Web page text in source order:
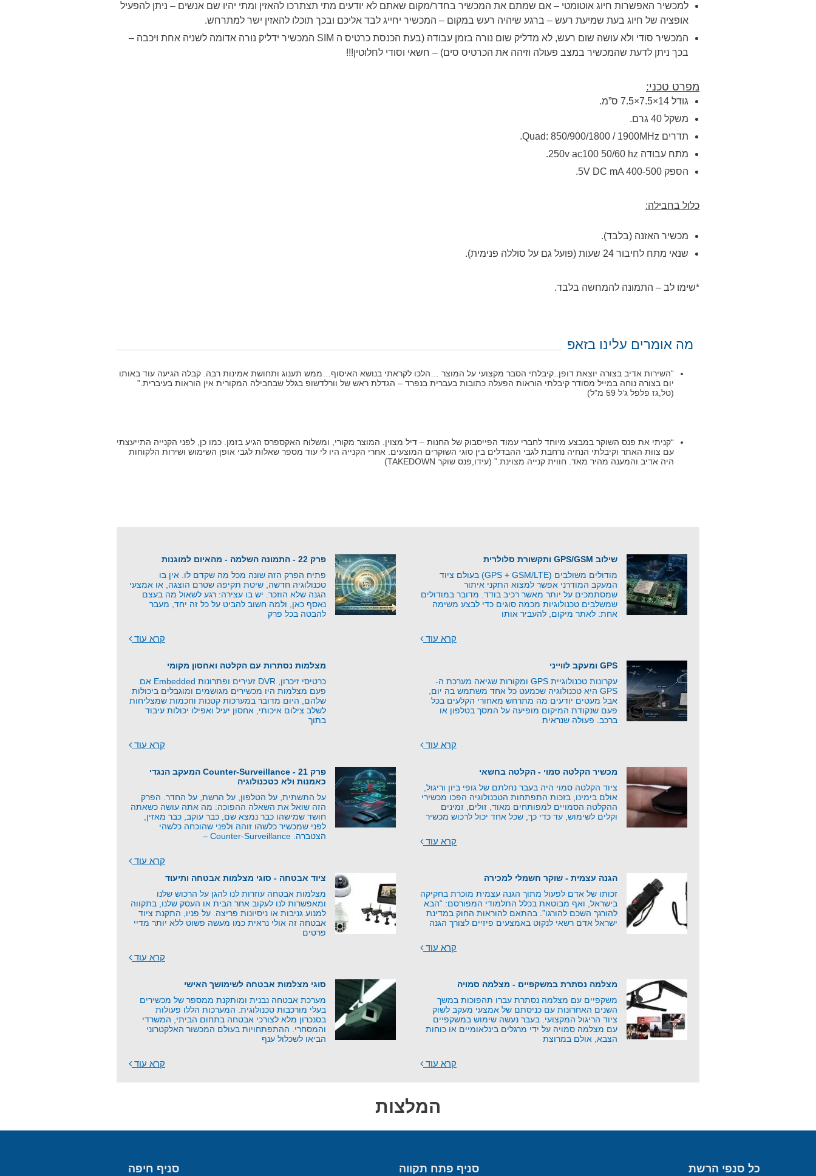
למכשיר האפשרות חיוג אוטומטי – אם שמתם את המכשיר בחדר/מקום שאתם לא יודעים מתי תצתרכו להאזין ומתי יהיו שם אנשים – ניתן להפעיל
אופציה של חיוג בעת שמיעת רעש – ברגע שיהיה רעש במקום – המכשיר יחייג לבד אליכם ובכך תוכלו להאזין ישר למתרחש.
המכשיר סודי ולא עושה שום רעש, לא מדליק שום נורה בזמן עבודה (בעת הכנסת כרטיס ה SIM המכשיר ידליק נורה אדומה לשניה אחת ויכבה –
בכך ניתן לדעת שהמכשיר במצב פעולה וזיהה את הכרטיס סים) – חשאי וסודי לחלוטין!!!
מפרט טכני:
גודל 14×7.5×7.5 ס”מ.
משקל 40 גרם.
תדרים Quad: 850/900/1800 / 1900MHz.
מתח עבודה 250v ac100 50/60 hz.
הספק 5V DC mA 400-500.
כלול בחבילה:
מכשיר האזנה (בלבד).
שנאי מתח לחיבור 24 שעות (פועל גם על סוללה פנימית).
*שימו לב – התמונה להמחשה בלבד.
מה אומרים עלינו בזאפ
“השירות אדיב בצורה יוצאת דופן..קיבלתי הסבר מקצועי על המוצר …הלכו לקראתי בנושא האיסוף…ממש תענוג ותחושת אמינות רבה. קבלה הגיעה עוד באותו
יום בצורה נוחה במייל מסודר קיבלתי הוראות הפעלה כתובות בעברית בנפרד – הגדלת ראש של וורלדשופ בגלל שבחבילה המקורית אין הוראות בעיברית.”
(טל,גז פלפל ג’ל 59 מ”ל)
“קניתי את פנס השוקר במבצע מיוחד לחברי עמוד הפייסבוק של החנות – דיל מצוין. המוצר מקורי, ומשלוח האקספרס הגיע בזמן. כמו כן, לפני הקנייה התייעצתי
עם צוות האתר וקיבלתי הנחיה נרחבת לגבי ההבדלים בין סוגי השוקרים המוצעים. אחרי הקנייה היו לי עוד מספר שאלות לגבי אופן השימוש ושירות הלקוחות
היה אדיב והמענה מהיר מאד. חווית קנייה מצוינת.” (עידו,פנס שוקר TAKEDOWN)
שילוב GPS/GSM ותקשורת סלולרית
מודולים משולבים (GPS + GSM/LTE) בעולם ציוד
המעקב המודרני אפשר למצוא התקני איתור
שמסתמכים על יותר מאשר רכיב בודד. מדובר במודולים
שמשלבים טכנולוגיות מכמה סוגים כדי לבצע משימה
אחת: לאתר מיקום, להעביר אותו
קרא עוד
פרק 22 - התמונה השלמה - מהאיום למוגנות
פתיח הפרק הזה שונה מכל מה שקדם לו. אין בו
טכנולוגיה חדשה, שיטת תקיפה שטרם הוצגה, או אמצעי
הגנה שלא הוזכר. יש בו עצירה: רגע לשאול מה בעצם
נאסף כאן, ולמה חשוב להביט על כל זה יחד, מעבר
להבטה בכל פרק
קרא עוד
GPS ומעקב לווייני
עקרונות טכנולוגיית GPS ומקורות שגיאה מערכת ה-
GPS היא טכנולוגיה שכמעט כל אחד משתמש בה יום,
אבל מעטים יודעים מה מתרחש מאחורי הקלעים בכל
פעם שנקודת המיקום מופיעה על המסך בטלפון או
ברכב. פעולה שנראית
קרא עוד
מצלמות נסתרות עם הקלטה ואחסון מקומי
כרטיסי זיכרון, DVR זעירים ופתרונות Embedded אם
פעם מצלמות היו מכשירים מגושמים ומוגבלים ביכולות
שלהם, היום מדובר במערכות קטנות וחכמות שמצליחות
לשלב צילום איכותי, אחסון יעיל ואפילו יכולות עיבוד
בתוך
קרא עוד
מכשיר הקלטה סמוי - הקלטה בחשאי
ציוד הקלטה סמוי היה בעבר נחלתם של גופי ביון וריגול,
אולם בימינו, בזכות התפתחות הטכנולוגיה הפכו מכשירי
ההקלטה הסמויים למפותחים מאוד, זולים, זמינים
וקלים לשימוש, עד כדי כך, שכל אחד יכול לרכוש מכשיר
קרא עוד
פרק 21 - Counter-Surveillance המעקב הנגדי
כאמנות ולא כטכנולוגיה
על התשתית, על הטלפון, על הרשת, על החדר. הפרק
הזה שואל את השאלה ההפוכה: מה אתה עושה כשאתה
חושד שמישהו כבר נמצא שם, כבר עוקב, כבר מאזין,
לפני שמכשיר כלשהו זוהה ולפני שהוכחה כלשהי
הצטברה. Counter-Surveillance –
קרא עוד
הגנה עצמית - שוקר חשמלי למכירה
זכותו של אדם לפעול מתוך הגנה עצמית מוכרת בחקיקה
בישראל, ואף מבוטאת בכלל התלמודי המפורסם: “הבא
להורגך השכם להורגו”. בהתאם להוראות החוק במדינת
ישראל אדם רשאי לנקוט באמצעים פיזיים לצורך הגנה
קרא עוד
ציוד אבטחה - סוגי מצלמות אבטחה ותיעוד
מצלמות אבטחה עוזרות לנו להגן על הרכוש שלנו
ומאפשרות לנו לעקוב אחר הבית או העסק שלנו, בתקווה
למנוע גניבות או ניסיונות פריצה. על פניו, התקנת ציוד
אבטחה זה אולי נראית כמו מעשה פשוט ללא יותר מדיי
פרטים
קרא עוד
מצלמה נסתרת במשקפיים - מצלמה סמויה
משקפיים עם מצלמה נסתרת עברו תהפוכות במשך
השנים האחרונות עם כניסתם של אמצעי מעקב לשוק
ציוד הריגול המקצועי. בעבר נעשה שימוש במשקפיים
עם מצלמה סמויה על ידי מרגלים בינלאומיים או כוחות
הצבא, אולם במרוצת
קרא עוד
סוגי מצלמות אבטחה לשימושך האישי
מערכת אבטחה נבנית ומותקנת ממספר של מכשירים
בעלי מורכבות טכנולוגית. המערכות הללו פעולות
בסנכרון מלא לצורכי אבטחה בתחום הביתי, המשרדי
והמסחרי. ההתפתחויות בעולם המכשור האלקטרוני
הביאו לשכלול ענף
קרא עוד
המלצות
כל סנפי הרשת סניף פתח תקווה סניף חיפה